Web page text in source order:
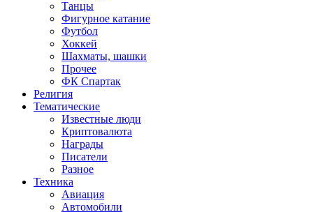
Танцы
Фигурное катание
Футбол
Хоккей
Шахматы, шашки
Прочее
ФК Спартак
Религия
Тематические
Известные люди
Криптовалюта
Награды
Писатели
Разное
Техника
Авиация
Автомобили